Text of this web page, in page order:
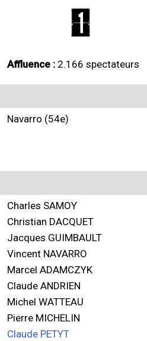
1
Affluence : 2.166 spectateurs
Navarro (54e)
Charles SAMOY
Christian DACQUET
Jacques GUIMBAULT
Vincent NAVARRO
Marcel ADAMCZYK
Claude ANDRIEN
Michel WATTEAU
Pierre MICHELIN
Claude PETYT